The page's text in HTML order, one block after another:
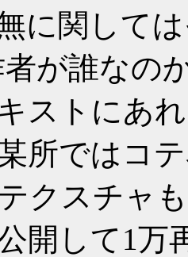
に関して
者が誰なの
ストにあ
所ではコ
クスチャ
開して1万